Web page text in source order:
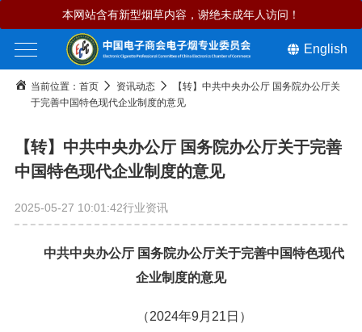
English
本网站含有新型烟草内容，谢绝未成年人访问！
当前位置： 首页 资讯动态
【转】中共中央办公厅 国务院办公厅关
于完善中国特色现代企业制度的意见
【转】中共中央办公厅 国务院办公厅关于完善
中国特色现代企业制度的意见
2025-05-27 10:01:42行业资讯
中共中央办公厅 国务院办公厅关于完善中国特色现代
企业制度的意见
（2024年9月21日）